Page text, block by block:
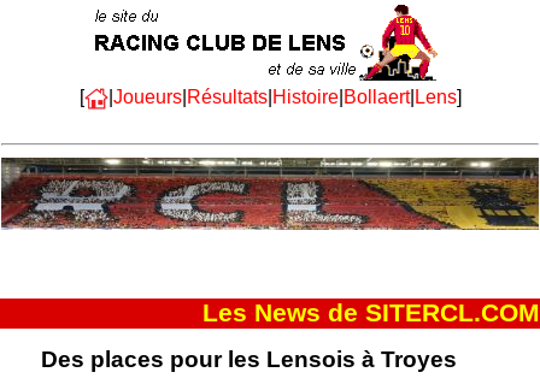
[ | Joueurs| Résultats| Histoire| Bollaert| Lens]
Les News de SITERCL.COM
Des places pour les Lensois à Troyes